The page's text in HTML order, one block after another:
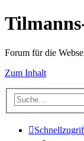
Forum für die
Zum Inhalt